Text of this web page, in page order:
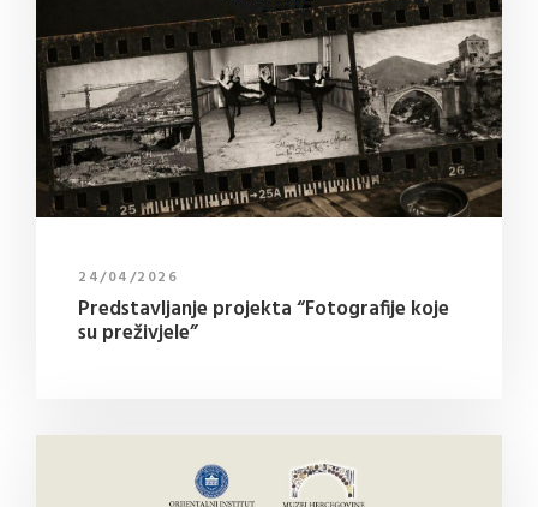
24/04/2026
Predstavljanje projekta “Fotografije koje
su preživjele”